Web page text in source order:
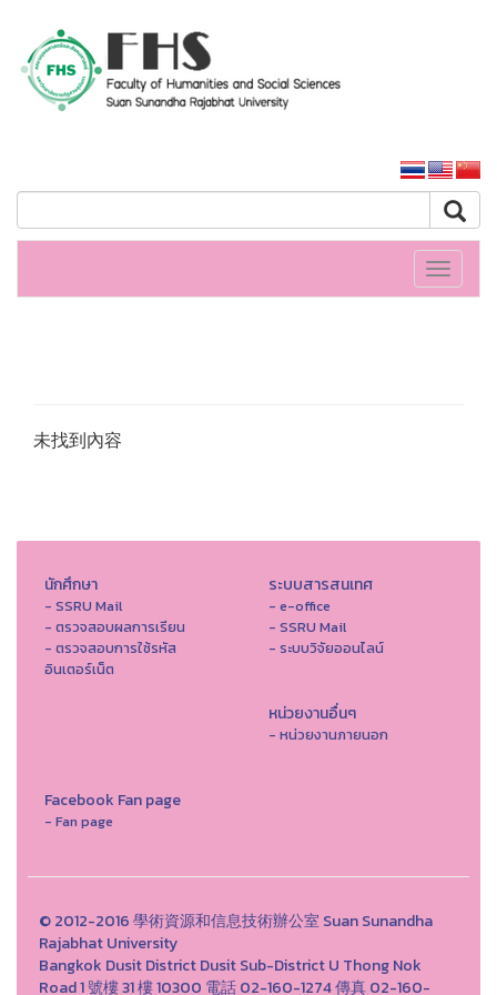
Toggle
未找到內容
นักศึกษา
- SSRU Mail
- ตรวจสอบผลการเรียน
- ตรวจสอบการใช้รหัส
อินเตอร์เน็ต
ระบบสารสนเทศ
- e-office
- SSRU Mail
- ระบบวิจัยออนไลน์
หน่วยงานอื่นๆ
- หน่วยงานภายนอก
Facebook Fan page
- Fan page
© 2012-2016 學術資源和信息技術辦公室 Suan Sunandha
Rajabhat University
Bangkok Dusit District Dusit Sub-District U Thong Nok
Road 1 號樓 31 樓 10300 電話 02-160-1274 傳真 02-160-